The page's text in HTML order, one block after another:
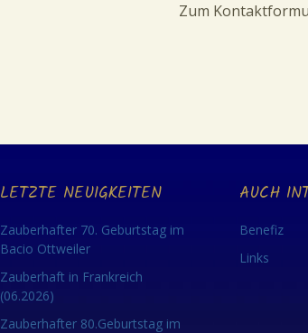
Zum
LETZTE NEUIGKEITEN
Zauberhafter 70. Geburtstag im
Bacio Ottweiler
Zauberhaft in Frankreich
(06.2026)
Zauberhafter 80.Geburtstag im
AUCH
Benefiz
Links